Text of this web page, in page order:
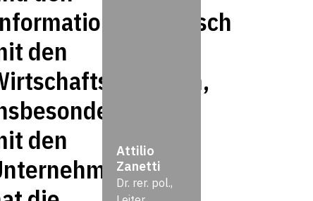
den
den
Attilio
Zanetti
Dr. rer. pol.,